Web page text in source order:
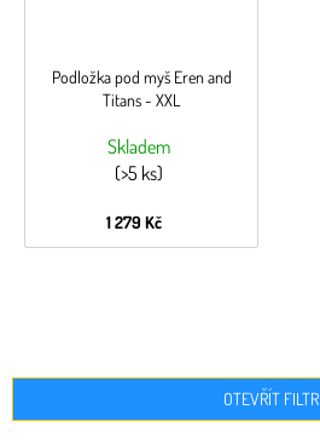
Podložka pod myš Eren and
Titans - XXL
Skladem
(>5 ks)
1 279 Kč
OTEVŘÍT FILTR